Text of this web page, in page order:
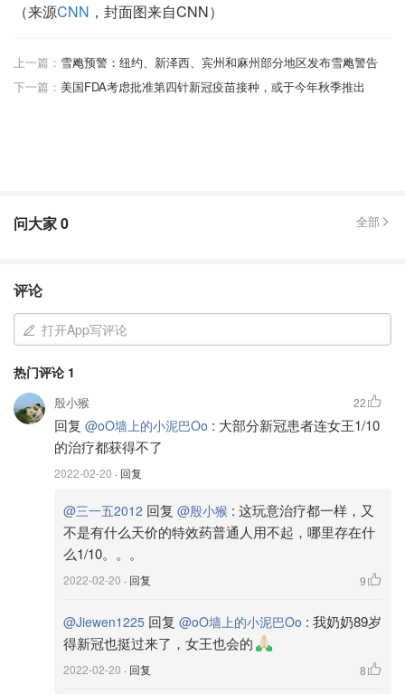
（来源CNN ，封面图来自CNN）
上一篇： 雪飑预警：纽约、新泽西、宾州和麻州部分地区发布雪飑警告
下一篇： 美国FDA考虑批准第四针新冠疫苗接种，或于今年秋季推出
问大家0 全部
评论
打开App写评论
热门评论 1
殷小猴
回复 @oO墙上的小泥巴Oo : 大部分新冠患者连女王1/10
的治疗都获得不了
2022-02-20 · 回复
22
@三一五2012 回复 @殷小猴 : 这玩意治疗都一样，又
不是有什么天价的特效药普通人用不起，哪里存在什
么1/10。。。
2022-02-20 · 回复 9
@Jiewen1225 回复 @oO墙上的小泥巴Oo : 我奶奶89岁
得新冠也挺过来了，女王也会的
2022-02-20 · 回复 8